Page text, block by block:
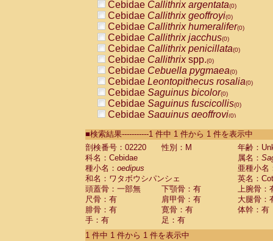
Cebidae Callithrix argentata(0)
Cebidae Callithrix geoffroyi(0)
Cebidae Callithrix humeralifer(0)
Cebidae Callithrix jacchus(0)
Cebidae Callithrix penicillata(0)
Cebidae Callithrixspp.(0)
Cebidae Cebuella pygmaea(0)
Cebidae Leontopithecus rosalia(0)
Cebidae Saguinus bicolor(0)
Cebidae Saguinus fuscicollis(0)
Cebidae Saguinus geoffroyi(0)
CebidaeSaguinus labiatus(0)
Cebidae Saguinus leucopus (0)
Cebidae
Cebidae
CebidaeSaguinus nigricollis (0)
Cebidae Saguinus oedipus
Cebidae Saguinus weddelli
Cebidae Saguinusspp.
Cebidae Aotus trivirgatus
Cebidae Cebus albifrons
■検索結果-----------1 件中 1 件から 1 件を表示中
剖検番号：02220
性別：M
年齢：
科名：Cebidae
属名：
種小名： oedipus
亜種小名
和名：ワタボウシパンシェ
英名：
頭蓋骨：一部無
下顎骨：有
上腕骨：
尺骨：有
肩甲骨：有
大腿骨：
腓骨：有
寛骨：有
体幹：有
手：有
足：有
1 件中 1 件から 1 件を表示中